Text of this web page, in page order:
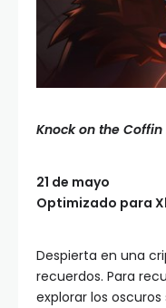
Knock on the Coffin
21 de mayo
Optimizado para
Despierta en una
recuerdos. Para
explorar los